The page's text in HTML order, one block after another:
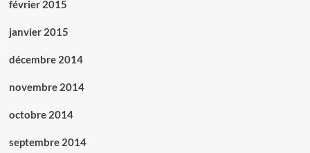
février 2015
janvier 2015
décembre 2014
novembre 2014
octobre 2014
septembre 2014